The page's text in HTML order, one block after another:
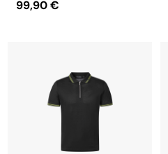
99,90 €